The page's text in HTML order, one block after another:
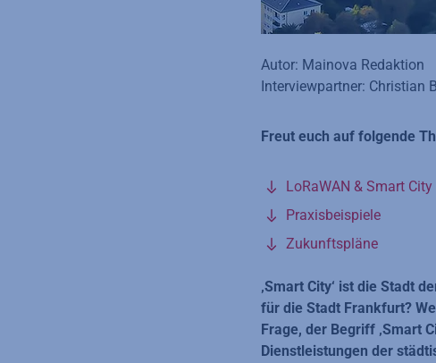
Autor: Mainova Redaktion
Interviewpartner: Christian
Freut euch auf folgende
LoRaWAN & Smart City
Praxisbeispiele
Zukunftspläne
‚Smart City‘ ist die Stadt
für die Stadt Frankfurt?
Frage, der Begriff ‚Smart
Dienstleistungen der